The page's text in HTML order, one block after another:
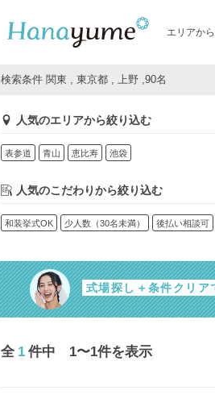
エリアか
検索条件 関東 , 東京都 , 上野 ,90名
人気のエリアから絞り込む
表参道 青山 恵比寿 池袋
人気のこだわりから絞り込む
和装挙式OK 少人数（30名未満） 後払い相談可
式場探し＋条件クリア
全 1 件中 1〜1件を表示